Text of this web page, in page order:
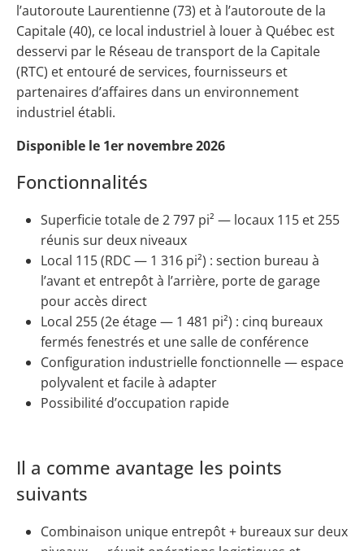
l’autoroute Laurentienne (73) et à l’autoroute de la
Capitale (40), ce local industriel à louer à Québec est
desservi par le Réseau de transport de la Capitale
(RTC) et entouré de services, fournisseurs et
partenaires d’affaires dans un environnement
industriel établi.
Disponible le 1er novembre 2026
Fonctionnalités
Superficie totale de 2 797 pi² — locaux 115 et 255
réunis sur deux niveaux
Local 115 (RDC — 1 316 pi²) : section bureau à
l’avant et entrepôt à l’arrière, porte de garage
pour accès direct
Local 255 (2e étage — 1 481 pi²) : cinq bureaux
fermés fenestrés et une salle de conférence
Configuration industrielle fonctionnelle — espace
polyvalent et facile à adapter
Possibilité d’occupation rapide
Il a comme avantage les points
suivants
Combinaison unique entrepôt + bureaux sur deux